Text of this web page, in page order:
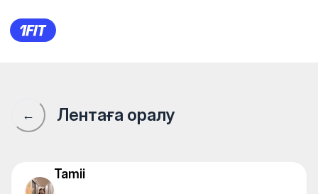
Soft Fitness — Stretching
← Лентаға оралу
Tamii